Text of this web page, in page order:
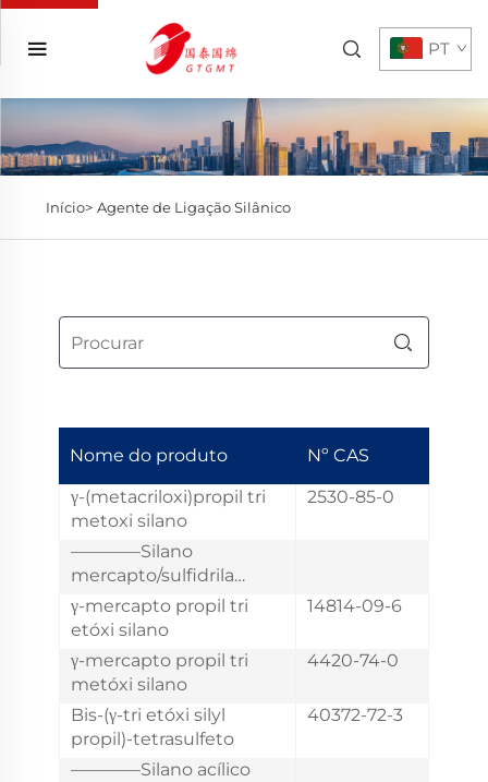
PT
Início> Agente de Ligação Silânico
Nome do produto
Nº CAS
γ-(metacriloxi)propil tri
metoxi silano
2530-85-0
————Silano
mercapto/sulfidrila
————
γ-mercapto propil tri
etóxi silano
14814-09-6
γ-mercapto propil tri
metóxi silano
4420-74-0
Bis-(γ-tri etóxi silyl
propil)-tetrasulfeto
40372-72-3
————Silano acílico